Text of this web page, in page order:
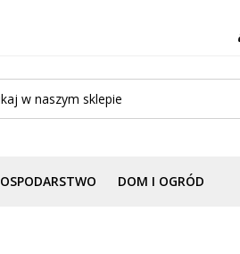
DOM I OGRÓD